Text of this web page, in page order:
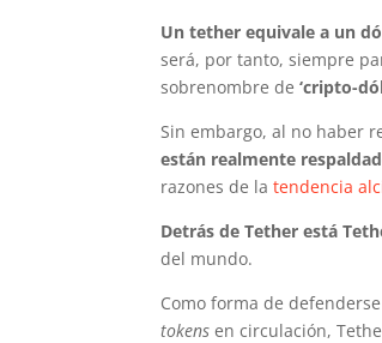
Un tether equivale a un
será, por tanto, siempre
sobrenombre de‘cripto-
Sin embargo, al no haber
están realmente
razones de latendencia
Detrás de Tether está
del mundo.
Como forma de
tokens en circulación,